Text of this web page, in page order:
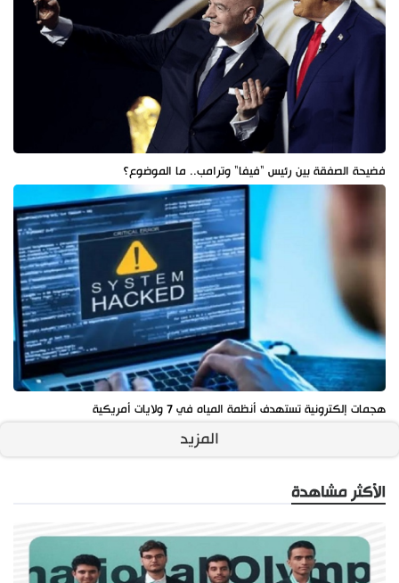
فضيحة الصفقة بين رئيس "فيفا" وترامب.. ما الموضوع؟
هجمات إلكترونية تستهدف أنظمة المياه في 7 ولايات أمريكية
المزيد
الأكثر مشاهدة